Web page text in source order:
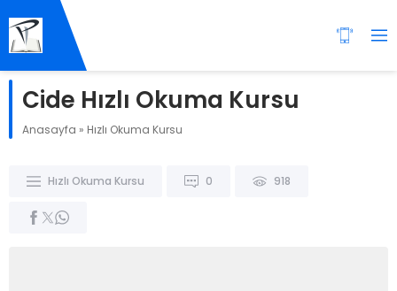
Cide Hızlı Okuma Kursu
Anasayfa » Hızlı Okuma Kursu
Hızlı Okuma Kursu 0 918